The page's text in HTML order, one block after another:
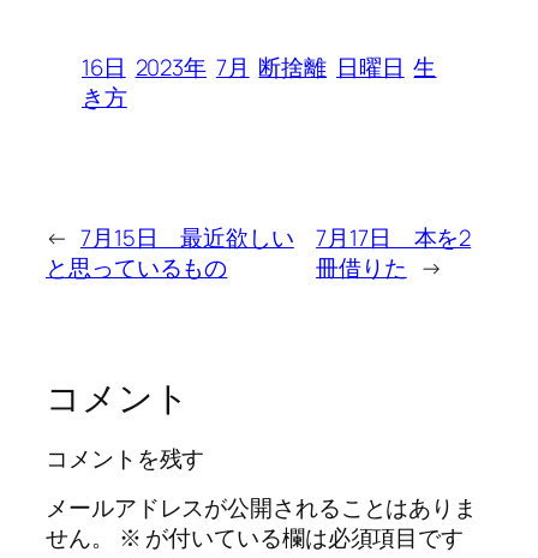
16日 2023年 7月 断捨離 日曜日 生
き方
← 7月15日 最近欲しい
と思っているもの
7月17日 本を2
冊借りた →
コメント
コメントを残す
メールアドレスが公開されることはありま
せん。
※ が付いている欄は必須項目です